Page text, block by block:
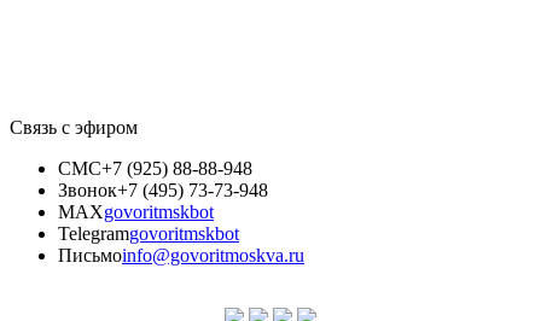
Связь с эфиром
СМС+7 (925) 88-88-948
Звонок+7 (495) 73-73-948
MAXgovoritmskbot
Telegramgovoritmskbot
Письмоinfo@govoritmoskva.ru